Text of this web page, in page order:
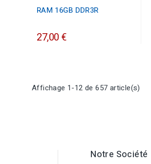
RAM 16GB DDR3R
27,00 €
Affichage 1-12 de 657 article(s)
Notre Société